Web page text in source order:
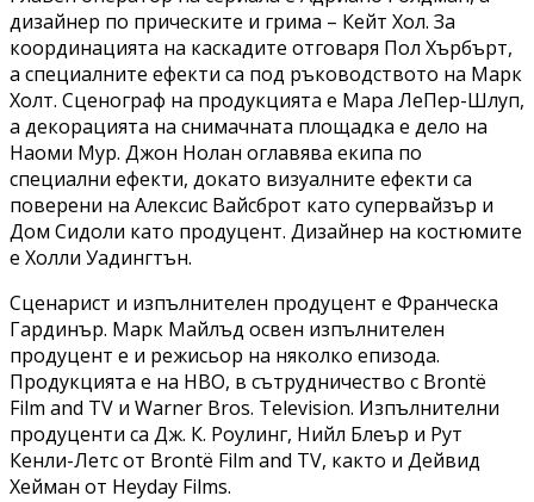
дизайнер по прическите и грима – Кейт Хол. За
координацията на каскадите отговаря Пол Хърбърт,
а специалните ефекти са под ръководството на Марк
Холт. Сценограф на продукцията е Мара ЛеПер-Шлуп,
а декорацията на снимачната площадка е дело на
Наоми Мур. Джон Нолан оглавява екипа по
специални ефекти, докато визуалните ефекти са
поверени на Алексис Вайсброт като супервайзър и
Дом Сидоли като продуцент. Дизайнер на костюмите
е Холли Уадингтън.
Сценарист и изпълнителен продуцент е Франческа
Гардинър. Марк Майлъд освен изпълнителен
продуцент е и режисьор на няколко епизода.
Продукцията е на HBO, в сътрудничество с Brontë
Film and TV и Warner Bros. Television. Изпълнителни
продуценти са Дж. К. Роулинг, Нийл Блеър и Рут
Кенли-Летс от Brontë Film and TV, както и Дейвид
Хейман от Heyday Films.